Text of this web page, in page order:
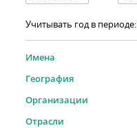
Учитывать год в периоде:
Имена
География
Организации
Отрасли